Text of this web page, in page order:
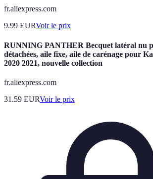
fr.aliexpress.com
9.99 EURVoir le prix
RUNNING PANTHER Becquet latéral nu
détachées, aile fixe, aile de carénage pour
2020 2021, nouvelle collection
fr.aliexpress.com
31.59 EURVoir le prix